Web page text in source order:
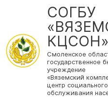
СОГБУ
КЦСОН»
Смоленское
государственное
учреждение
«Вяземский
центр социального
обслуживания